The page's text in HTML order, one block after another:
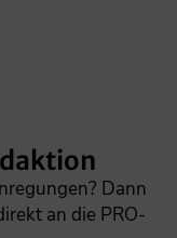
Dann
an die PRO-